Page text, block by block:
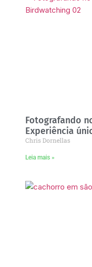
Fotografando
Experiência
Chris Dornellas
Leia mais »